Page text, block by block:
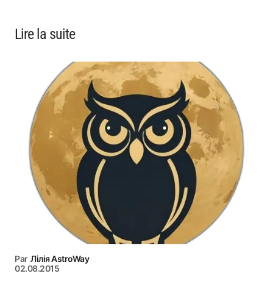
Lire la suite
Par Лілія AstroWay
02.08.2015